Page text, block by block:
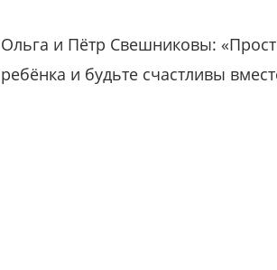
Ольга и Пётр Свешниковы:
ребёнка и будьте счастливы